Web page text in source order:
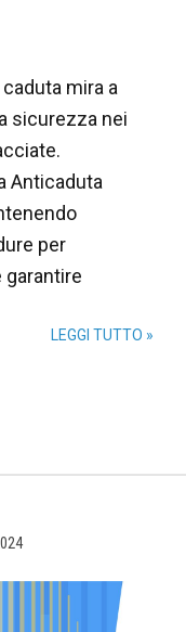
mira a
sicurezza nei
Anticaduta
per
garantire
LEGGI TUTTO »